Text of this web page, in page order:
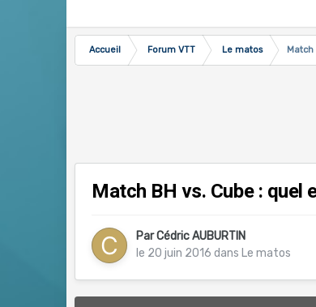
Accueil Forum VTT Le matos Match
Match BH vs. Cube : quel
ParCédric AUBURTIN
le 20 juin 2016 dans Le matos